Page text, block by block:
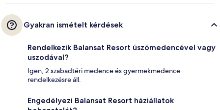
Gyakran ismételt kérdések
Rendelkezik Balansat Resort úszómedencével vagy
uszodával?
Igen, 2 szabadtéri medence és gyermekmedence
rendelkezésre áll.
Engedélyezi Balansat Resort háziállatok